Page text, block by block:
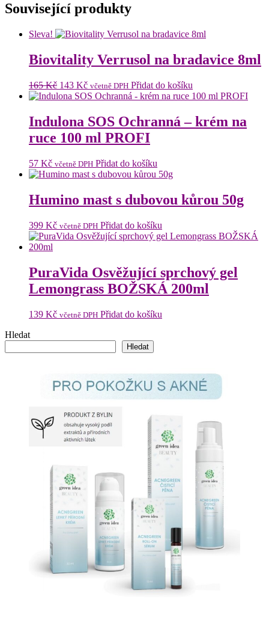
Související produkty
Sleva!
Biovitality Verrusol na bradavice 8ml
165Kč Původní
cena
165 Kč.
143 KčAktuální
cena
143 Kč.
včetně DPH Přidat do košíku
Indulona SOS Ochranná – krém na
ruce 100 ml PROFI
57 Kč včetně DPH Přidat do košíku
Humino mast s dubovou kůrou 50g
399 Kč včetně DPH Přidat do košíku
PuraVida Osvěžující sprchový gel
Lemongrass BOŽSKÁ 200ml
139 Kč včetně DPH Přidat do košíku
Hledat
Hledat